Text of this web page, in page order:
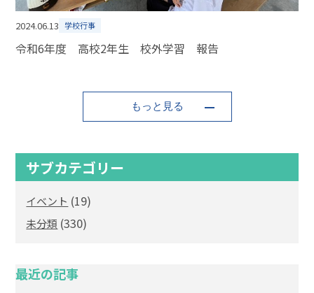
2024.06.13 学校行事
令和6年度 高校2年生 校外学習 報告
もっと見る
サブカテゴリー
イベント (19)
未分類 (330)
最近の記事